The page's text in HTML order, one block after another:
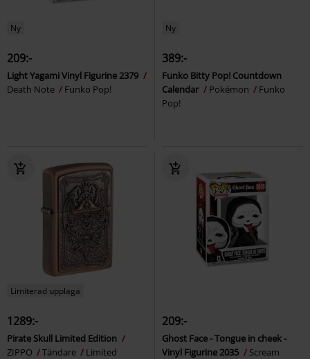
Ny
209:-
Light Yagami Vinyl Figurine 2379
Death Note
Funko Pop!
Ny
389:-
Funko Bitty Pop! Countdown
Calendar
Pokémon
Funko
Pop!
Limiterad upplaga
1289:-
Pirate Skull Limited Edition
ZIPPO
Tändare
Limited
209:-
Ghost Face - Tongue in cheek -
Vinyl Figurine 2035
Scream